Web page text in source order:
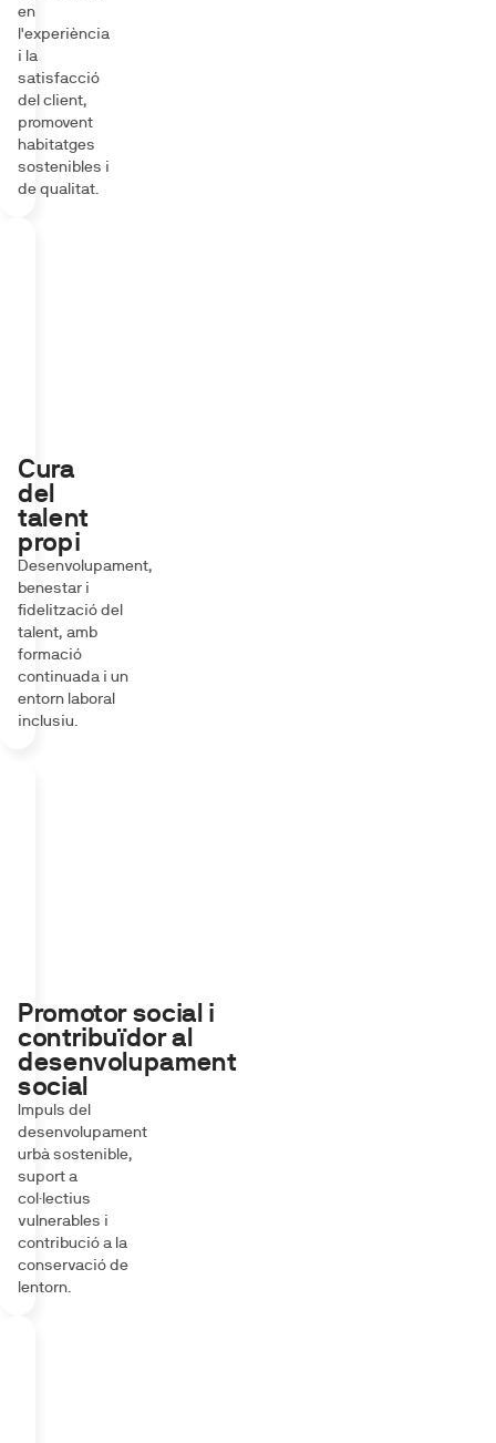
en
l'experiència
i la
satisfacció
del client,
promovent
habitatges
sostenibles i
de qualitat.
Cura
del
talent
propi
Desenvolupament,
benestar i
fidelització del
talent, amb
formació
continuada i un
entorn laboral
inclusiu.
Promotor social i
contribuïdor al
desenvolupament
social
Impuls del
desenvolupament
urbà sostenible,
suport a
col·lectius
vulnerables i
contribució a la
conservació de
lentorn.